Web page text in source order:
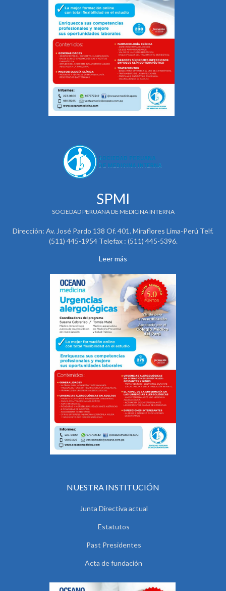
SPMI
SOCIEDAD PERUANA DE MEDICINA INTERNA
Dirección: Av. José Pardo 138 Of. 401. Miraflores Lima-Perú Telf.
(511) 445-1954 Telefax : (511) 445-5396.
Leer más
NUESTRA INSTITUCIÓN
Junta Directiva actual
Estatutos
Past Presidentes
Acta de fundación